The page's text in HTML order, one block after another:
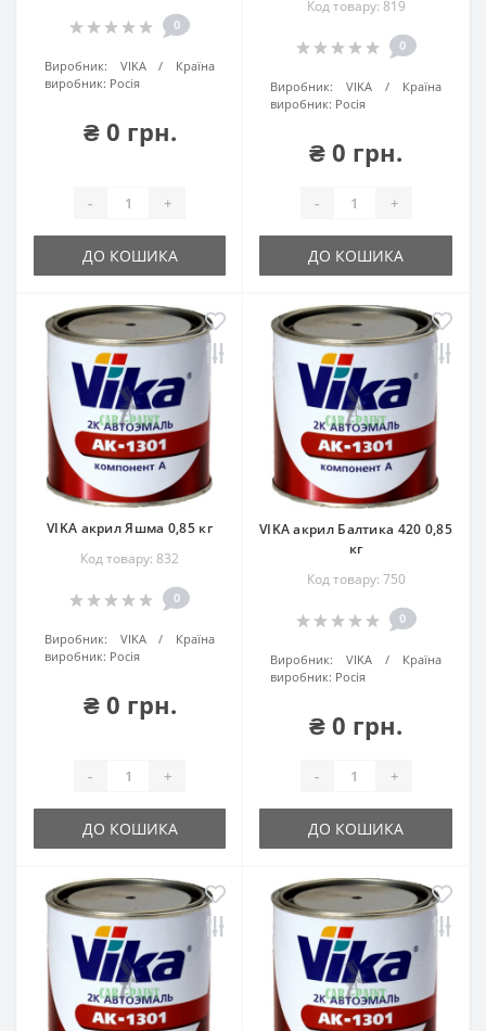
0
Виробник: VIKA
Країна
виробник: Росія
₴ 0 грн.
- +
ДО КОШИКА
Код товару: 819
0
Виробник: VIKA
Країна
виробник: Росія
₴ 0 грн.
- +
ДО КОШИКА
VIKA акрил Яшма 0,85 кг
Код товару: 832
0
Виробник: VIKA
Країна
виробник: Росія
₴ 0 грн.
- +
ДО КОШИКА
VIKA акрил Балтика 420 0,85
кг
Код товару: 750
0
Виробник: VIKA
Країна
виробник: Росія
₴ 0 грн.
- +
ДО КОШИКА